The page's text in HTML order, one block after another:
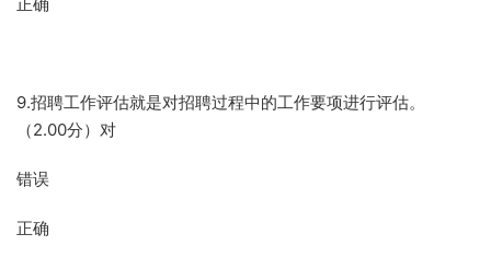
9.招聘工作评估就是对招聘过程中的工作要项进行评估。
（2.00分）对
错误
正确